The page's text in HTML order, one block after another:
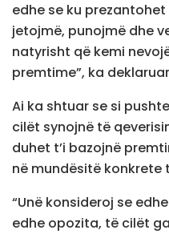
edhe se ku
jetojmë, punojmë dhe
natyrisht që kemi
premtime”, ka
Ai ka shtuar se si
cilët synojnë të
duhet t’i bazojnë
në mundësitë konkrete
“Unë konsideroj se
edhe opozita, të cilët